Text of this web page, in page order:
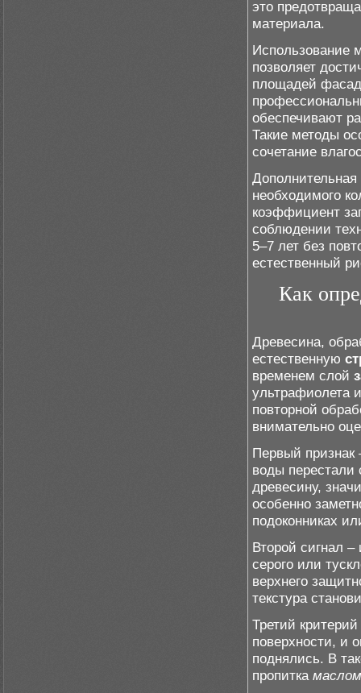
это
материала.
Использование
позволяет
площадей
обеспечивают
Такие методы
сочетание
Дополнительная
необходимого
коэффициент
соблюдении
5–7 лет без
естественный
Как
Древесина,
естественную
временем слой
ультрафиолета
повторной
внимательно
Первый признак
воды перестали
древесину,
особенно
подоконниках
Второй сигнал
серого или
верхнего
текстура
Третий
поверхности, и
поднялись. В
пропитка маслом